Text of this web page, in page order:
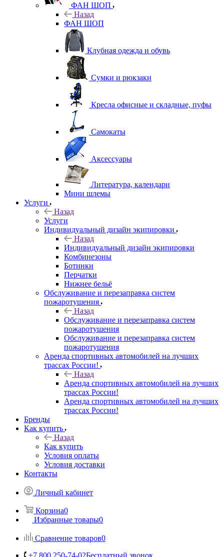
ФАН ШОП
Назад
ФАН ШОП
Клубная одежда и обувь
Сумки и рюкзаки
Кресла офисные и складные, пуфы
Самокаты
Аксессуары
Литература, календари
Мини шлемы
Услуги
Назад
Услуги
Индивидуальный дизайн экипировки
Назад
Индивидуальный дизайн экипировки
Комбинезоны
Ботинки
Перчатки
Нижнее бельё
Обслуживание и перезаправка систем
пожаротушения
Назад
Обслуживание и перезаправка систем
пожаротушения
Обслуживание и перезаправка систем
пожаротушения
Аренда спортивных автомобилей на лучших
трассах России!
Назад
Аренда спортивных автомобилей на лучших
трассах России!
Аренда спортивных автомобилей на лучших
трассах России!
Бренды
Как купить
Назад
Как купить
Условия оплаты
Условия доставки
Контакты
Личный кабинет
Корзина0
Избранные товары0
Сравнение товаров0
+7 800 250-74-02Бесплатный звонок